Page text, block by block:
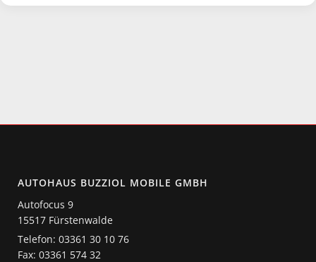
AUTOHAUS BUZZIOL MOBILE GMBH
Autofocus 9
15517 Fürstenwalde
Telefon: 03361 30 10 76
Fax: 03361 574 32